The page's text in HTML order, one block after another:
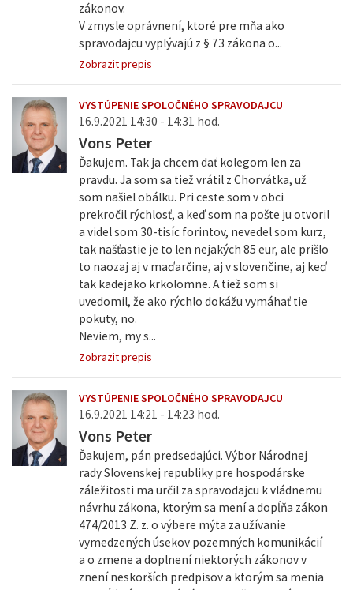
zákonov.
V zmysle oprávnení, ktoré pre mňa ako
spravodajcu vyplývajú z § 73 zákona o...
Zobrazit prepis
VYSTÚPENIE SPOLOČNÉHO SPRAVODAJCU
16.9.2021 14:30 - 14:31 hod.
Vons Peter
Ďakujem. Tak ja chcem dať kolegom len za
pravdu. Ja som sa tiež vrátil z Chorvátka, už
som našiel obálku. Pri ceste som v obci
prekročil rýchlosť, a keď som na pošte ju otvoril
a videl som 30-tisíc forintov, nevedel som kurz,
tak našťastie je to len nejakých 85 eur, ale prišlo
to naozaj aj v maďarčine, aj v slovenčine, aj keď
tak kadejako krkolomne. A tiež som si
uvedomil, že ako rýchlo dokážu vymáhať tie
pokuty, no.
Neviem, my s...
Zobrazit prepis
VYSTÚPENIE SPOLOČNÉHO SPRAVODAJCU
16.9.2021 14:21 - 14:23 hod.
Vons Peter
Ďakujem, pán predsedajúci. Výbor Národnej
rady Slovenskej republiky pre hospodárske
záležitosti ma určil za spravodajcu k vládnemu
návrhu zákona, ktorým sa mení a dopĺňa zákon
474/2013 Z. z. o výbere mýta za užívanie
vymedzených úsekov pozemných komunikácií
a o zmene a doplnení niektorých zákonov v
znení neskorších predpisov a ktorým sa menia